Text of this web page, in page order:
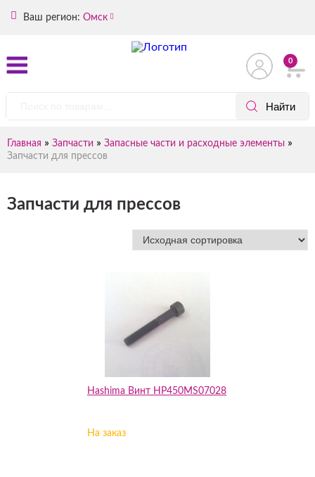
Ваш регион: Омск
0
Главная » Запчасти » Запасные части и расходные элементы »
Запчасти для прессов
Запчасти для прессов
Hashima Винт HP450MS07028
На заказ